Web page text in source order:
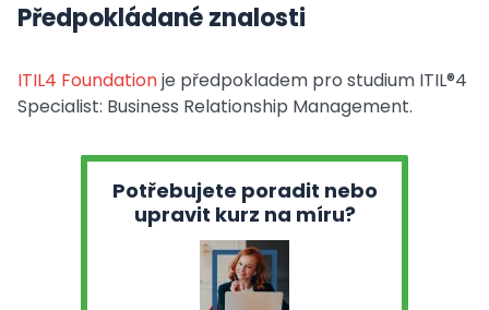
Předpokládané znalosti
ITIL4 Foundationje předpokladem pro studium ITIL®4
Specialist: Business Relationship Management.
Potřebujete poradit nebo
upravit kurz na míru?